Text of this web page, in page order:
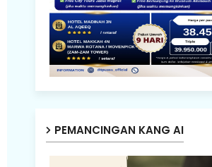
PEMANCINGAN KANG AI